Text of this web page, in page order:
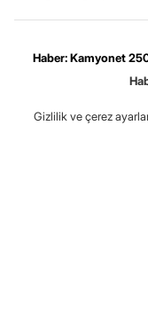
Haber: Kamyonet
Gizlilik ve çerez